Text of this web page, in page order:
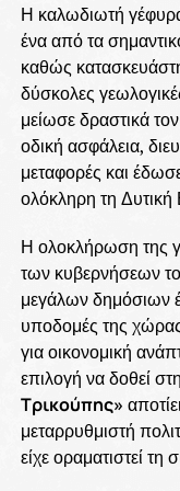
Η καλωδιωτή
ένα από τα
καθώς
δύσκολες
μείωσε δραστικά
οδική ασφάλεια,
μεταφορές και
ολόκληρη τη
Η ολοκλήρωση της
των κυβερνήσεων
μεγάλων δημόσιων
υποδομές της
για οικονομική
επιλογή να δοθεί
Τρικούπης»
μεταρρυθμιστή
είχε οραματιστεί